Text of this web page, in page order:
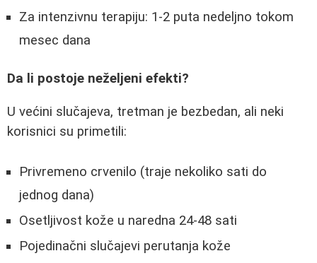
Za intenzivnu terapiju: 1-2 puta nedeljno tokom
mesec dana
Da li postoje neželjeni efekti?
U većini slučajeva, tretman je bezbedan, ali neki
korisnici su primetili:
Privremeno crvenilo (traje nekoliko sati do
jednog dana)
Osetljivost kože u naredna 24-48 sati
Pojedinačni slučajevi perutanja kože